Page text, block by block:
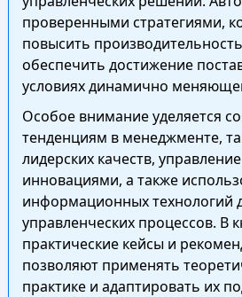
проверенными стратегиями,
повысить
обеспечить достижение
условиях динамично
Особое внимание уделяется
тенденциям в менеджменте,
лидерских качеств,
инновациями, а также
информационных технологий
управленческих процессов. В
практические кейсы и
позволяют применять
практике и адаптировать их